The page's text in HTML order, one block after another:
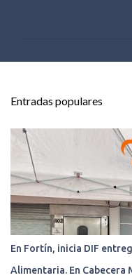
r
o
s
Entradas populares
En Fortín, inicia DIF
Alimentaria. En Cabecera